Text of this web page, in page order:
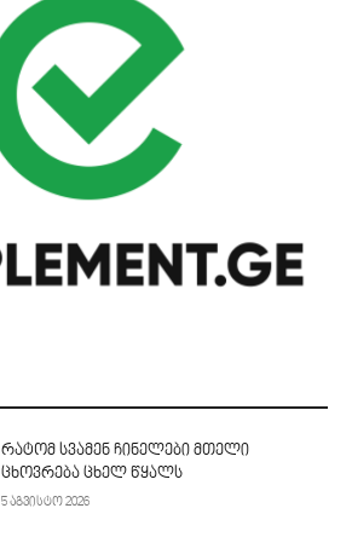
რატომ სვამენ ჩინელები მთელი
ცხოვრება ცხელ წყალს
5 აგვისტო 2026